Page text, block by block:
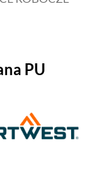
PU